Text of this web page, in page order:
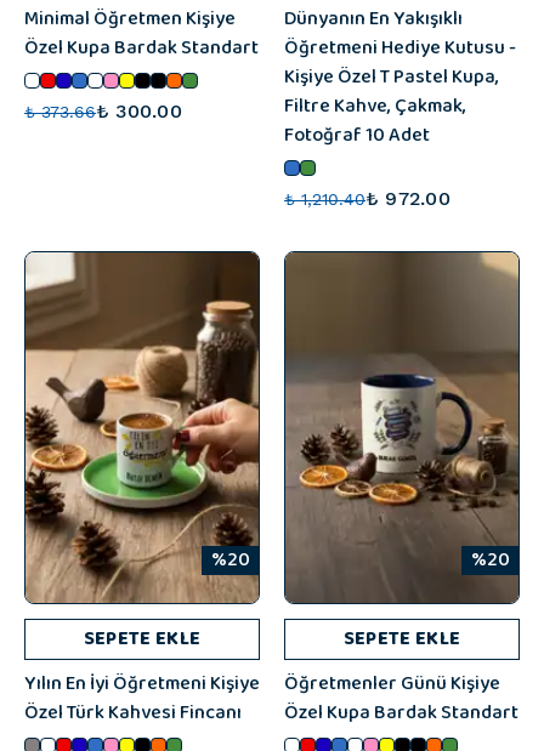
Minimal Öğretmen Kişiye
Özel Kupa Bardak Standart
₺ 373.66₺ 300.00
Dünyanın En Yakışıklı
Öğretmeni Hediye Kutusu -
Kişiye Özel T Pastel Kupa,
Filtre Kahve, Çakmak,
Fotoğraf 10 Adet
₺ 1,210.40₺ 972.00
%20
SEPETE EKLE
Yılın En İyi Öğretmeni Kişiye
Özel Türk Kahvesi Fincanı
%20
SEPETE EKLE
Öğretmenler Günü Kişiye
Özel Kupa Bardak Standart